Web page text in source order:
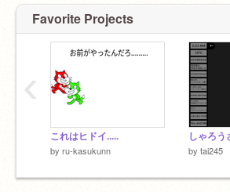
Favorite Projects
これはヒドイ.....
by ru-kasukunn by tai245
‹